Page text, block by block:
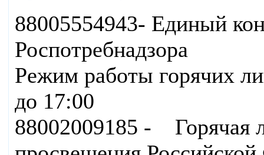
88005554943- Единый
Роспотребнадзора
Режим работы горячих
до 17:00
88002009185 - Горячая